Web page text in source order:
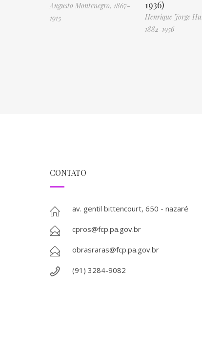
Augusto Montenegro, 1867-
1915
1936)
Henrique Jorge
1882-1956
CONTATO
av. gentil bittencourt, 650 - nazaré
cpros@fcp.pa.gov.br
obrasraras@fcp.pa.gov.br
(91) 3284-9082